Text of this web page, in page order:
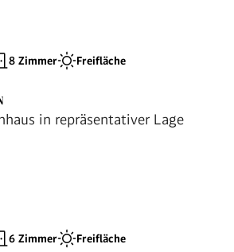
8 Zimmer Freifläche
in repräsentativer Lage
6 Zimmer Freifläche